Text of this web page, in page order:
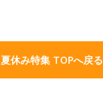
夏休み特集 TOPへ戻る